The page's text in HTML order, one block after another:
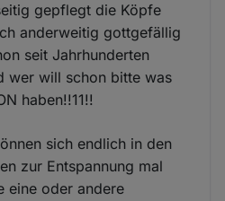
gepflegt die Köpfe
anderweitig gottgefällig
seit Jahrhunderten
wer will schon bitte was
haben!!11!!
sich endlich in den
zur Entspannung mal
eine oder andere